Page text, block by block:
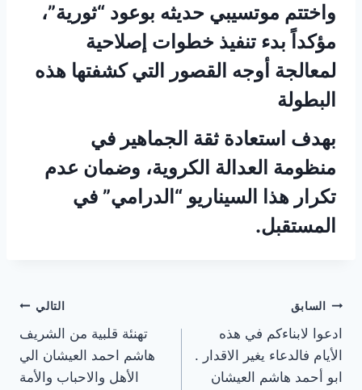
واختتم موتسيبي حديثه بوعود “ثورية”،
مؤكداً بدء تنفيذ خطوات إصلاحية
لمعالجة أوجه القصور التي كشفتها هذه
البطولة
بهدف استعادة ثقة الجماهير في
منظومة العدالة الكروية، وضمان عدم
تكرار هذا السيناريو “الدرامي” في
المستقبل.
تصفّح
المقالات
السابق
ادعوا لابناءكم في هذه
الأيام فالدعاء يغير الاقدار .
ابو أحمد هاشم العيشان
التالي
تهنئة قلبية من الشريف
هاشم احمد العيشان الي
الأهل والاحباب والأمة